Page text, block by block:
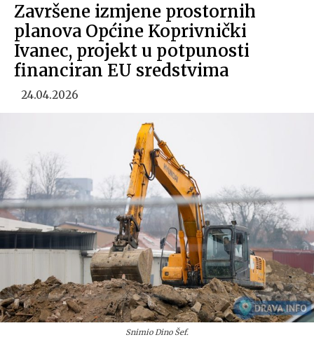
Završene izmjene prostornih
planova Općine Koprivnički
Ivanec, projekt u potpunosti
financiran EU sredstvima
24.04.2026
Snimio Dino Šef.